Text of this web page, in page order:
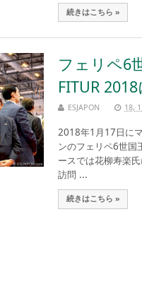
続きはこちら »
フェリペ6
FITUR
ESJAPON 18,
2018年1月17日に
ンのフェリペ6世国
ースでは花柳寿楽
訪問 ...
続きはこちら »